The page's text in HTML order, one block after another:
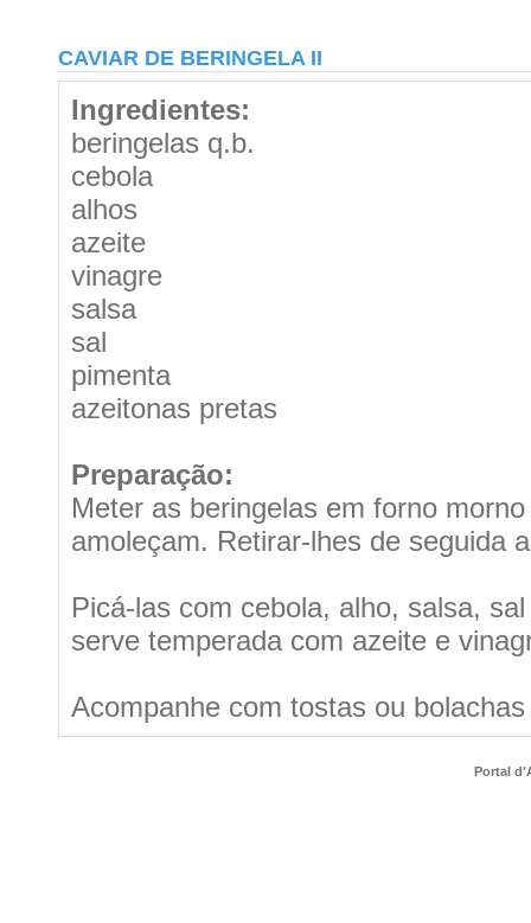
CAVIAR DE BERINGELA II
Ingredientes:
beringelas q.b.
cebola
alhos
azeite
vinagre
salsa
sal
pimenta
azeitonas pretas
Preparação:
Meter as beringelas em forno
amoleçam. Retirar-lhes de seguida
Picá-las com cebola, alho, salsa,
serve temperada com azeite e
Acompanhe com tostas ou
Portal